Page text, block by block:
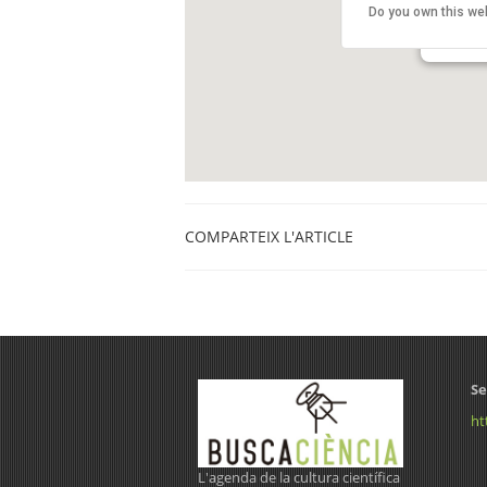
Ronda
Do you own this
COMPARTEIX L'ARTICLE
L'agenda de la cultura científica